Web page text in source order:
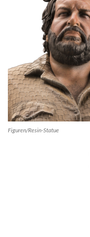
Figuren/Resin-Statue